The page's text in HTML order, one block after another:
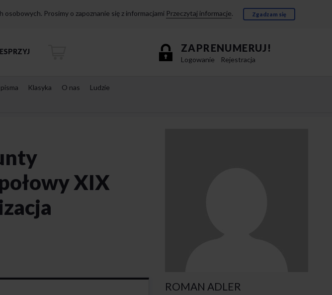
Prosimy o zapoznanie się z informacjami Przeczytaj informacje. Zgadzam się
ZAPRENUMERUJ!
Logowanie Rejestracja
Klasyka O nas
Ludzie
XIX
ROMAN ADLER